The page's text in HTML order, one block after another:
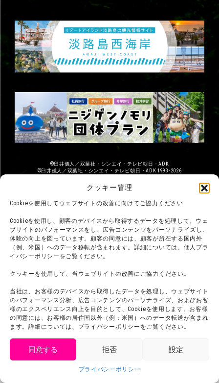
クッキー管理
Cookieを使用してウェブサイトの改善に向けてご協力ください
Cookieを使用し、顧客のデバイスから取得するデータを処理して、ウェ
ブサイトのパフォーマンスをし、広告コンテンツをパーソナライズし、
体験の向上を図っています。顧客の同意には、顧客が所在する国内外
（例、米国）へのデータ移転が含まれます。詳細については、個人プラ
イバシーポリシーをご覧ください。
クッキーを使用して、当ウェブサイトの改善にご協力ください。
当社は、お客様のデバイスから取得したデータを処理し、ウェブサイト
のパフォーマンス分析、広告コンテンツのパーソナライズ、およびお客
様のエクスペリエンス向上を目的として、Cookieを使用します。お客様
の同意には、お客様の居住国以外（例：米国）へのデータ転送が含まれ
ます。詳細については、プライバシーポリシーをご覧ください。
同意する 拒否 設定
プライバシーポリシー
©臼井儀人／双葉社・シンエイ・テレビ朝日・ADK
©臼井儀人／双葉社・シンエイ・テレビ朝日・ADK 1993-2026
TM & © TOHO
© ARMOR PROJECT/BIRD STUDIO/SQUARE ENIX
©2026 Nijigennomori Inc. All Rights Reserved.